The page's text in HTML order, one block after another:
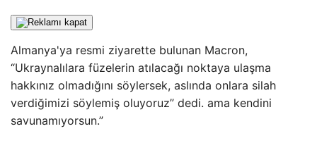
Almanya'ya resmi ziyarette bulunan Macron,
“Ukraynalılara füzelerin atılacağı noktaya ulaşma
hakkınız olmadığını söylersek, aslında onlara silah
verdiğimizi söylemiş oluyoruz” dedi. ama kendini
savunamıyorsun.”